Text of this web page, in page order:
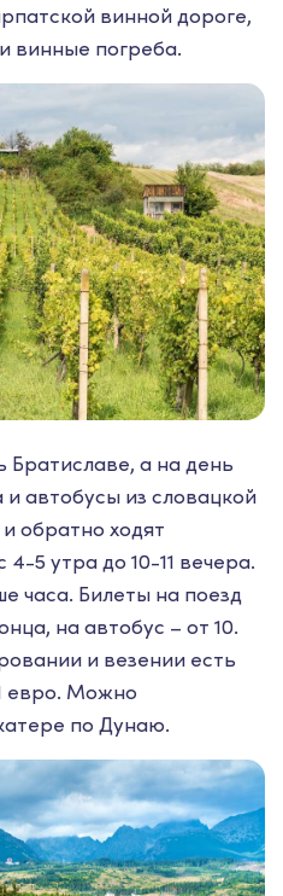
винной дороге,
винные погреба.
а на день
автобусы из словацкой
обратно ходят
5 утра до 10-11 вечера.
часа. Билеты на поезд
на автобус – от 10.
и везении есть
евро. Можно
по Дунаю.